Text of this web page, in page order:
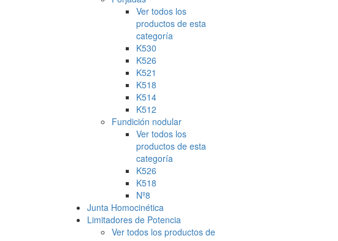
Ver todos los
productos de esta
categoría
K530
K526
K521
K518
K514
K512
Fundición nodular
Ver todos los
productos de esta
categoría
K526
K518
Nº8
Junta Homocinética
Limitadores de Potencia
Ver todos los productos de